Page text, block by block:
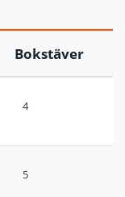
Bokstäver
4
5